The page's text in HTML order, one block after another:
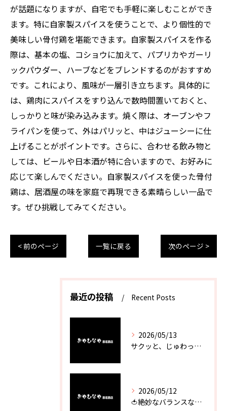
が話題になりますが、自宅でも手軽に楽しむことができ
ます。特に自家製スパイスを使うことで、より個性的で
美味しい骨付鶏を堪能できます。自家製スパイスを作る
際は、基本の塩、コショウに加えて、パプリカやガーリ
ックパウダー、ハーブなどをブレンドするのがおすすめ
です。これにより、風味が一層引き立ちます。具体的に
は、鶏肉にスパイスをすり込んで数時間置いておくと、
しっかりと味が染み込みます。焼く際は、オーブンやフ
ライパンを使って、外はパリッと、中はジューシーに仕
上げることがポイントです。さらに、合わせる飲み物と
しては、ビールや日本酒が特に合いますので、お好みに
応じて楽しんでください。自家製スパイスを使った骨付
鶏は、居酒屋の味を家庭で再現できる素晴らしい一品で
す。ぜひ挑戦してみてください。
< 前のページ 一覧に戻る 次のページ >
最近の投稿 Recent Posts
2026/05/13
サクッと、じゅわっと。瀬戸内が香るカキフライ
2026/05/12
🍅絶妙なバランスなのに最高な一品🥗